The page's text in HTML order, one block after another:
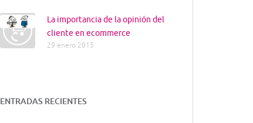
La importancia de la opinión del
cliente en ecommerce
29 enero 2015
ENTRADAS RECIENTES